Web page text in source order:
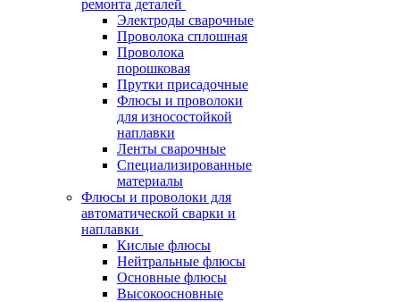
ремонта деталей
Электроды сварочные
Проволока сплошная
Проволока
порошковая
Прутки присадочные
Флюсы и проволоки
для износостойкой
наплавки
Ленты сварочные
Специализированные
материалы
Флюсы и проволоки для
автоматической сварки и
наплавки
Кислые флюсы
Нейтральные флюсы
Основные флюсы
Высокоосновные